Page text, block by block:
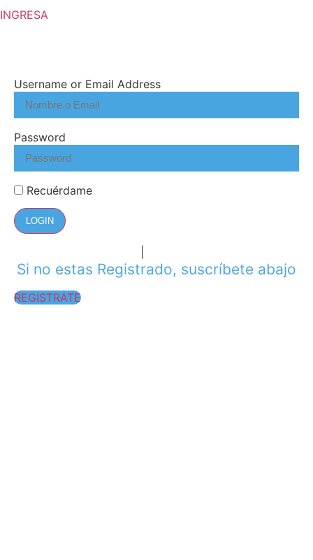
INGRESA
Username or Email Address
Password
Recuérdame
LOGIN
Si no estas Registrado, suscríbete abajo
REGISTRATE